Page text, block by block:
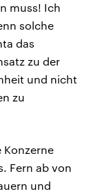
muss! Ich
solche
das
zu der
und nicht
zu
Konzerne
Fern ab von
und